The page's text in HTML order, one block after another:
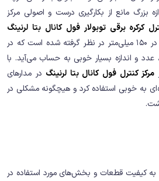
بزرگ مانع از بکارگیری درست و اصولی مرکز
کرکره برقی توبولار فول کانال بتا لرنینگ
اندازه‌هایی در ابعاد 60 در 120 در 150 میلی‌متر در نظر گرفته شده است که در
عدد و اندازه بسیار خوبی به حساب می‌آید. با
مرکز کنترل فول کانال بتا لرنینگ در مدارهای
به خوبی استفاده کرد و هیچگونه مشکلی در
کیفیت قطعات و بخش‌های مورد استفاده در